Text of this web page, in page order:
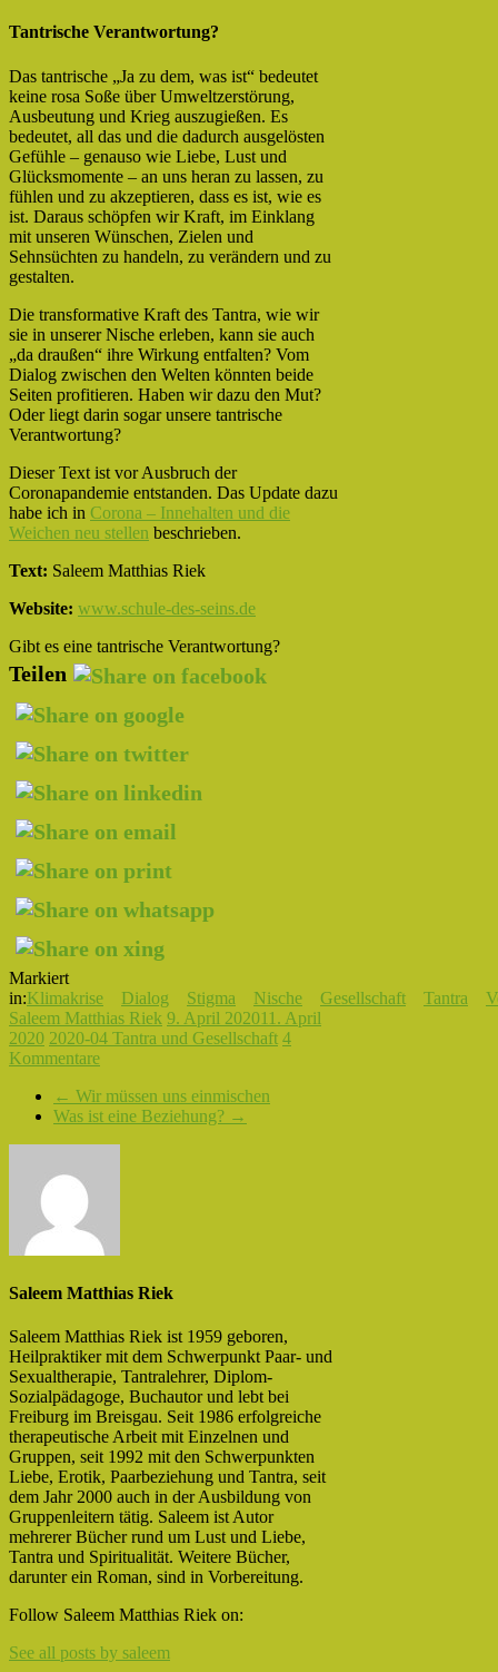
Tantrische Verantwortung?
Das tantrische „Ja zu dem, was ist“ bedeutet
keine rosa Soße über Umweltzerstörung,
Ausbeutung und Krieg auszugießen. Es
bedeutet, all das und die dadurch ausgelösten
Gefühle – genauso wie Liebe, Lust und
Glücksmomente – an uns heran zu lassen, zu
fühlen und zu akzeptieren, dass es ist, wie es
ist. Daraus schöpfen wir Kraft, im Einklang
mit unseren Wünschen, Zielen und
Sehnsüchten zu handeln, zu verändern und zu
gestalten.
Die transformative Kraft des Tantra, wie wir
sie in unserer Nische erleben, kann sie auch
„da draußen“ ihre Wirkung entfalten? Vom
Dialog zwischen den Welten könnten beide
Seiten profitieren. Haben wir dazu den Mut?
Oder liegt darin sogar unsere tantrische
Verantwortung?
Dieser Text ist vor Ausbruch der
Coronapandemie entstanden. Das Update dazu
habe ich in Corona – Innehalten und die
Weichen neu stellen beschrieben.
Text: Saleem Matthias Riek
Website: www.schule-des-seins.de
Gibt es eine tantrische Verantwortung?
Teilen
Markiert
in:Klimakrise Dialog Stigma Nische Gesellschaft Tantra
Saleem Matthias Riek 9. April 202011. April
2020 2020-04 Tantra und Gesellschaft 4
Kommentare
← Wir müssen uns einmischen
Was ist eine Beziehung? →
Saleem Matthias Riek
Saleem Matthias Riek ist 1959 geboren,
Heilpraktiker mit dem Schwerpunkt Paar- und
Sexualtherapie, Tantralehrer, Diplom-
Sozialpädagoge, Buchautor und lebt bei
Freiburg im Breisgau. Seit 1986 erfolgreiche
therapeutische Arbeit mit Einzelnen und
Gruppen, seit 1992 mit den Schwerpunkten
Liebe, Erotik, Paarbeziehung und Tantra, seit
dem Jahr 2000 auch in der Ausbildung von
Gruppenleitern tätig. Saleem ist Autor
mehrerer Bücher rund um Lust und Liebe,
Tantra und Spiritualität. Weitere Bücher,
darunter ein Roman, sind in Vorbereitung.
Follow Saleem Matthias Riek on:
See all posts by saleem